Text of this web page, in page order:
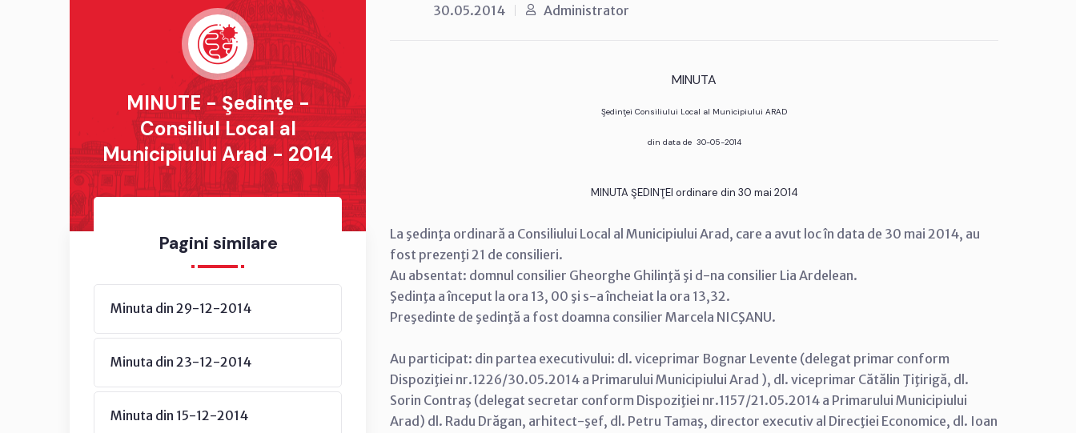
MINUTE - Şedinţe -
Consiliul Local al
Municipiului Arad - 2014
Pagini similare
Minuta din 29-12-2014
Minuta din 23-12-2014
Minuta din 15-12-2014
30.05.2014 Administrator
MINUTA
Şedinţei Consiliului Local al Municipiului ARAD
din data de 30-05-2014
MINUTA ŞEDINŢEI ordinare din 30 mai 2014
La şedinţa ordinară a Consiliului Local al Municipiului Arad, care a avut loc în data de 30 mai 2014, au
fost prezenţi 21 de consilieri.
Au absentat: domnul consilier Gheorghe Ghilinţă şi d-na consilier Lia Ardelean.
Şedinţa a început la ora 13, 00 şi s-a încheiat la ora 13,32.
Preşedinte de şedinţă a fost doamna consilier Marcela NICŞANU.
Au participat: din partea executivului: dl. viceprimar Bognar Levente (delegat primar conform
Dispoziţiei nr.1226/30.05.2014 a Primarului Municipiului Arad ), dl. viceprimar Cătălin Ţiţirigă, dl.
Sorin Contraş (delegat secretar conform Dispoziţiei nr.1157/21.05.2014 a Primarului Municipiului
Arad) dl. Radu Drăgan, arhitect-şef, dl. Petru Tamaş, director executiv al Direcţiei Economice, dl. Ioan